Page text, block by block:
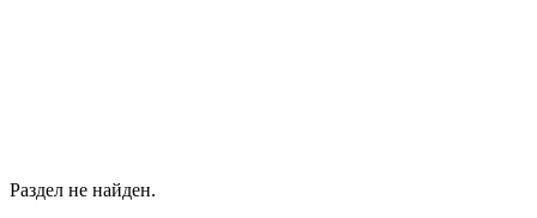
Раздел не найден.